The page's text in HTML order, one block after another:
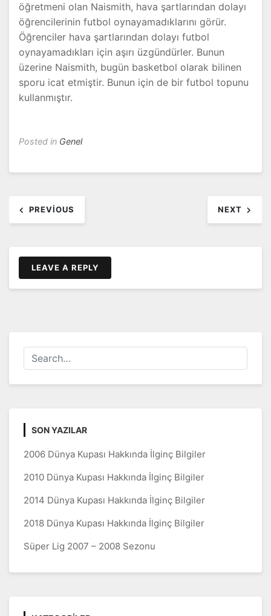
öğretmeni olan Naismith, hava şartlarından dolayı
öğrencilerinin futbol oynayamadıklarını görür.
Öğrenciler hava şartlarından dolayı futbol
oynayamadıkları için aşırı üzgündürler. Bunun
üzerine Naismith, bugün basketbol olarak bilinen
sporu icat etmiştir. Bunun için de bir futbol topunu
kullanmıştır.
Posted in Genel
dolaşımı
PREVIOUS NEXT
LEAVE A REPLY
SON YAZILAR
2006 Dünya Kupası Hakkında İlginç Bilgiler
2010 Dünya Kupası Hakkında İlginç Bilgiler
2014 Dünya Kupası Hakkında İlginç Bilgiler
2018 Dünya Kupası Hakkında İlginç Bilgiler
Süper Lig 2007 – 2008 Sezonu